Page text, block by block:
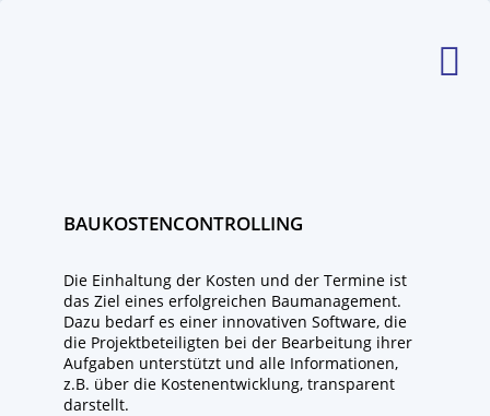
BAUKOSTENCONTROLLING
Die Einhaltung der Kosten und der Termine ist
das Ziel eines erfolgreichen Baumanagement.
Dazu bedarf es einer innovativen Software, die
die Projektbeteiligten bei der Bearbeitung ihrer
Aufgaben unterstützt und alle Informationen,
z.B. über die Kostenentwicklung, transparent
darstellt.